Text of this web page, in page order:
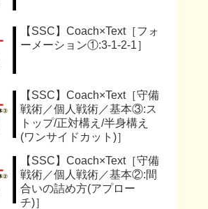
【SSC】Coach×Text［フォ
ーメーション①:3-1-2-1］
【SSC】Coach×Text［守備
戦術／個人戦術／基本③:ス
トップ/正対構え/半身構え
(ワンサイドカット)］
【SSC】Coach×Text［守備
戦術／個人戦術／基本②:間
合いの詰め方(アプロー
チ)］